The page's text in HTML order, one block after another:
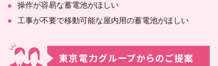
操作が容易な蓄電池がほしい
工事が不要で移動可能な屋内用の蓄電池がほしい
東京電力グループからのご提案